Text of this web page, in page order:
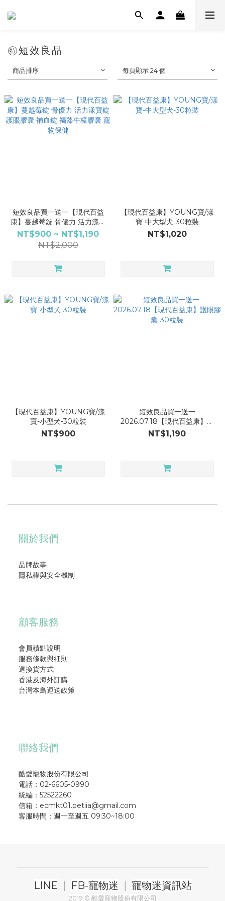
㊕短效良品
商品排序 每頁顯示 24 個
短效良品買一送一【現代百益
康】蔓越莓錠 骨優力 活力漾寶
錠 護眼膠囊 補血錠 褐藻牛樟膠
囊 寵物保健
NT$900 ~ NT$1,190
NT$2,000
【現代百益康】YOUNG寶/漾
寶-中大型犬-30粒裝
NT$1,020
【現代百益康】YOUNG寶/漾
寶-小型犬-30粒裝
NT$900
短效良品買一送一
2026.07.18【現代百益康】護
眼膠囊-30粒裝
NT$1,190
關於我們
品牌故事
隱私權與安全機制
顧客服務
會員積點說明
服務條款與細則
退換貨方式
香港及海外訂購
台灣本島運送政策
聯絡我們
酷愛寵物股份有限公司
電話：02-6605-0990
統編：52522260
信箱：ecmkt01.petiia@gmail.com
客服時間：週一至週五 09:30~18:00
LINE | FB-寵物迷 | 寵物迷資訊站
2019 © 酷愛寵物股份有限公司